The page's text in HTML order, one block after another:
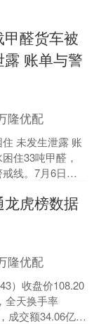
醛货车被
账单与警
隆优配
未发生泄露 账
住33吨甲醛，
线。7月6日，
龙虎榜数据
隆优配
）收盘价108.20
全天换手率
成交额34.06亿